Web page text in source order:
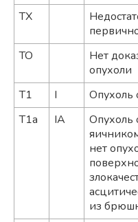
TX
TO
Нет
опухоли
T1
I
Опухоль
T1a
IA
Опухоль
нет
из